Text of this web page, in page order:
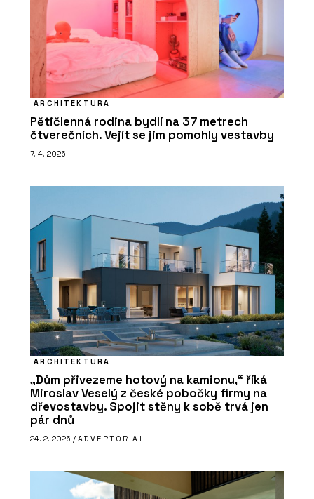
ARCHITEKTURA
Pětičlenná rodina bydlí na 37 metrech
čtverečních. Vejít se jim pomohly vestavby
7. 4. 2026
ARCHITEKTURA
„Dům přivezeme hotový na kamionu,“ říká
Miroslav Veselý z české pobočky firmy na
dřevostavby. Spojit stěny k sobě trvá jen
pár dnů
24. 2. 2026 / ADVERTORIAL